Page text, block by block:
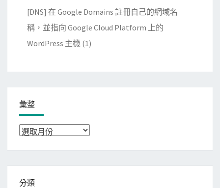
[DNS] 在 Google Domains 註冊自己的網域名
稱，並指向 Google Cloud Platform 上的
WordPress 主機 (1)
彙整
彙
分類